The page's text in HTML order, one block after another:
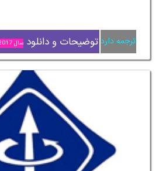
ترجمه دارد توضیحات و دانلود سال 2017